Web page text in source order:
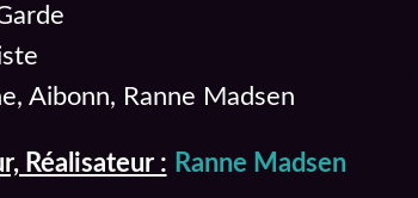
Aibonn, Ranne Madsen
Réalisateur : Ranne Madsen